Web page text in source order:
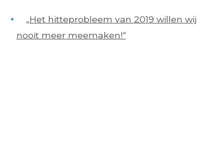
„Het hitteprobleem van 2019 willen wij
nooit meer meemaken!“